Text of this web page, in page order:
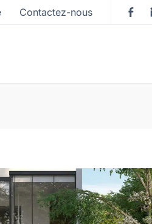
Contactez-nous